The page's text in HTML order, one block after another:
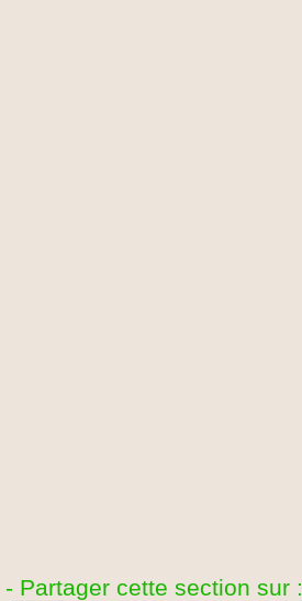
- Partager cette section sur :